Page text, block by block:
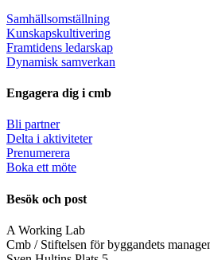
Samhällsomställning
Kunskapskultivering
Framtidens ledarskap
Dynamisk samverkan
Engagera dig i cmb
Bli partner
Delta i aktiviteter
Prenumerera
Boka ett möte
Besök och post
A Working Lab
Cmb / Stiftelsen för byggandets